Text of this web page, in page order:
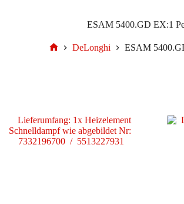
ESAM 5400.GD EX:1
DeLonghi ESAM